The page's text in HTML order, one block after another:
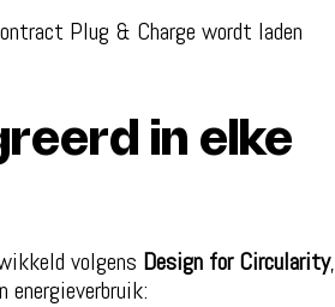
Plug & Charge wordt laden
in elke
volgens Design for Circularity,
energieverbruik: